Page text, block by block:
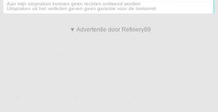
Aan mijn uitspraken kunnen geen rechten ontleend worden
Uitspraken uit het verleden geven geen garantie voor de toekomst
▼ Advertentie door Refinery89